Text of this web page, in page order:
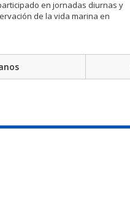
en jornadas diurnas y
de la vida marina en